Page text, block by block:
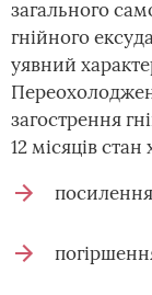
загального
гнійного
уявний
загострення
12 місяців